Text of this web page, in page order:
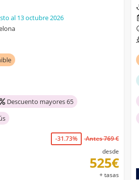
al 13 octubre 2026
Descuento mayores 65
-31.73%
Antes 769 €
desde
525€
+ tasas